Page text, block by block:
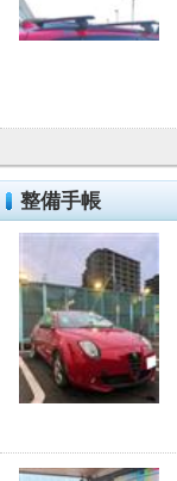
整備手帳